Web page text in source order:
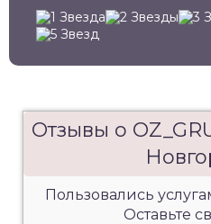
Отзывы о
Пользовались
Оставьте